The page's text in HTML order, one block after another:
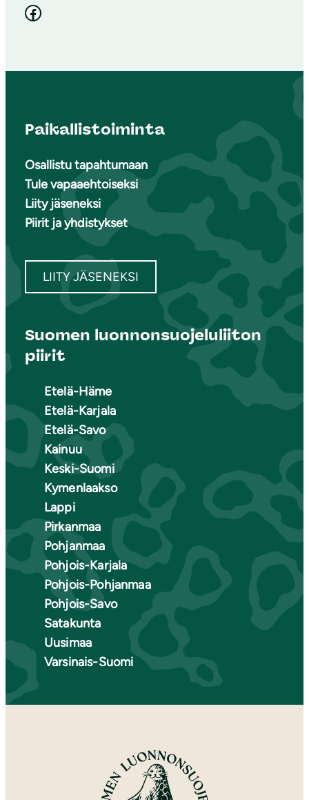
Facebook
Paikallistoiminta
Osallistu tapahtumaan
Tule vapaaehtoiseksi
Liity jäseneksi
Piirit ja yhdistykset
LIITY JÄSENEKSI
Suomen luonnonsuojeluliiton
piirit
Etelä-Häme
Etelä-Karjala
Etelä-Savo
Kainuu
Keski-Suomi
Kymenlaakso
Lappi
Pirkanmaa
Pohjanmaa
Pohjois-Karjala
Pohjois-Pohjanmaa
Pohjois-Savo
Satakunta
Uusimaa
Varsinais-Suomi